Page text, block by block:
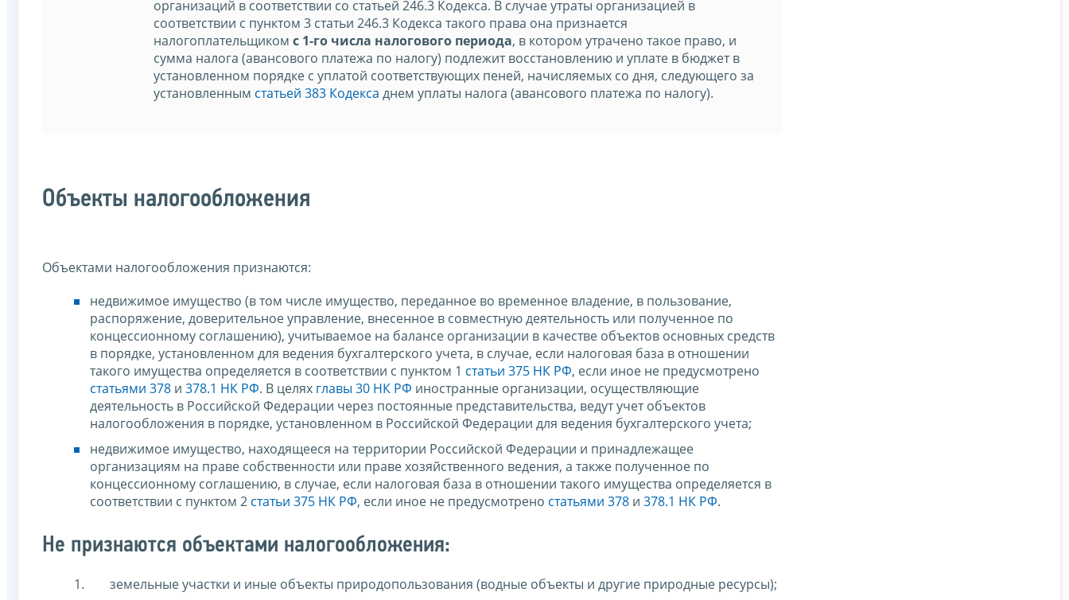
организаций в соответствии со статьей 246.3 Кодекса. В случае утраты организацией в
соответствии с пунктом 3 статьи 246.3 Кодекса такого права она признается
налогоплательщиком с 1-го числа налогового периода, в котором утрачено такое право, и
сумма налога (авансового платежа по налогу) подлежит восстановлению и уплате в бюджет в
установленном порядке с уплатой соответствующих пеней, начисляемых со дня, следующего за
установленным статьей 383 Кодекса днем уплаты налога (авансового платежа по налогу).
Объекты налогообложения
Объектами налогообложения признаются:
недвижимое имущество (в том числе имущество, переданное во временное владение, в пользование,
распоряжение, доверительное управление, внесенное в совместную деятельность или полученное по
концессионному соглашению), учитываемое на балансе организации в качестве объектов основных средств
в порядке, установленном для ведения бухгалтерского учета, в случае, если налоговая база в отношении
такого имущества определяется в соответствии с пунктом 1 статьи 375 НК РФ, если иное не предусмотрено
статьями 378 и 378.1 НК РФ. В целях главы 30 НК РФ иностранные организации, осуществляющие
деятельность в Российской Федерации через постоянные представительства, ведут учет объектов
налогообложения в порядке, установленном в Российской Федерации для ведения бухгалтерского учета;
недвижимое имущество, находящееся на территории Российской Федерации и принадлежащее
организациям на праве собственности или праве хозяйственного ведения, а также полученное по
концессионному соглашению, в случае, если налоговая база в отношении такого имущества определяется в
соответствии с пунктом 2 статьи 375 НК РФ, если иное не предусмотрено статьями 378 и 378.1 НК РФ.
Не признаются объектами налогообложения:
земельные участки и иные объекты природопользования (водные объекты и другие природные ресурсы);